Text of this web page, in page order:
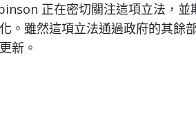
正在密切關注這項立法，
。雖然這項立法通過政府的其餘
新。